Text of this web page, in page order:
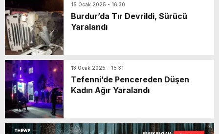
15 Ocak 2025 - 16:30
Burdur’da Tır Devrildi, Sürücü
Yaralandı
13 Ocak 2025 - 15:31
Tefenni’de Pencereden Düşen
Kadın Ağır Yaralandı